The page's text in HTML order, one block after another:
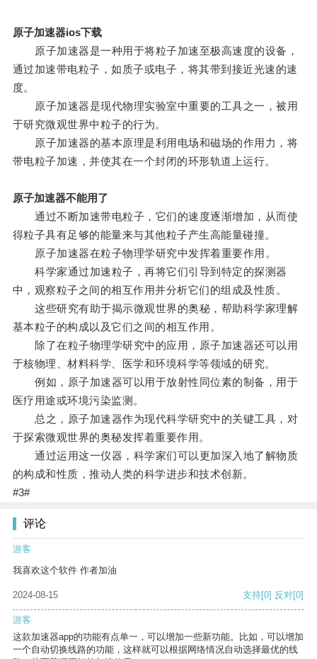
原子加速器ios下载
原子加速器是一种用于将粒子加速至极高速度的设备，
通过加速带电粒子，如质子或电子，将其带到接近光速的速
度。
原子加速器是现代物理实验室中重要的工具之一，被用
于研究微观世界中粒子的行为。
原子加速器的基本原理是利用电场和磁场的作用力，将
带电粒子加速，并使其在一个封闭的环形轨道上运行。
原子加速器不能用了
通过不断加速带电粒子，它们的速度逐渐增加，从而使
得粒子具有足够的能量来与其他粒子产生高能量碰撞。
原子加速器在粒子物理学研究中发挥着重要作用。
科学家通过加速粒子，再将它们引导到特定的探测器
中，观察粒子之间的相互作用并分析它们的组成及性质。
这些研究有助于揭示微观世界的奥秘，帮助科学家理解
基本粒子的构成以及它们之间的相互作用。
除了在粒子物理学研究中的应用，原子加速器还可以用
于核物理、材料科学、医学和环境科学等领域的研究。
例如，原子加速器可以用于放射性同位素的制备，用于
医疗用途或环境污染监测。
总之，原子加速器作为现代科学研究中的关键工具，对
于探索微观世界的奥秘发挥着重要作用。
通过运用这一仪器，科学家们可以更加深入地了解物质
的构成和性质，推动人类的科学进步和技术创新。
#3#
评论
游客
我喜欢这个软件 作者加油
2024-08-15 支持[0] 反对[0]
游客
这款加速器app的功能有点单一，可以增加一些新功能。比如，可以增加
一个自动切换线路的功能，这样就可以根据网络情况自动选择最优的线